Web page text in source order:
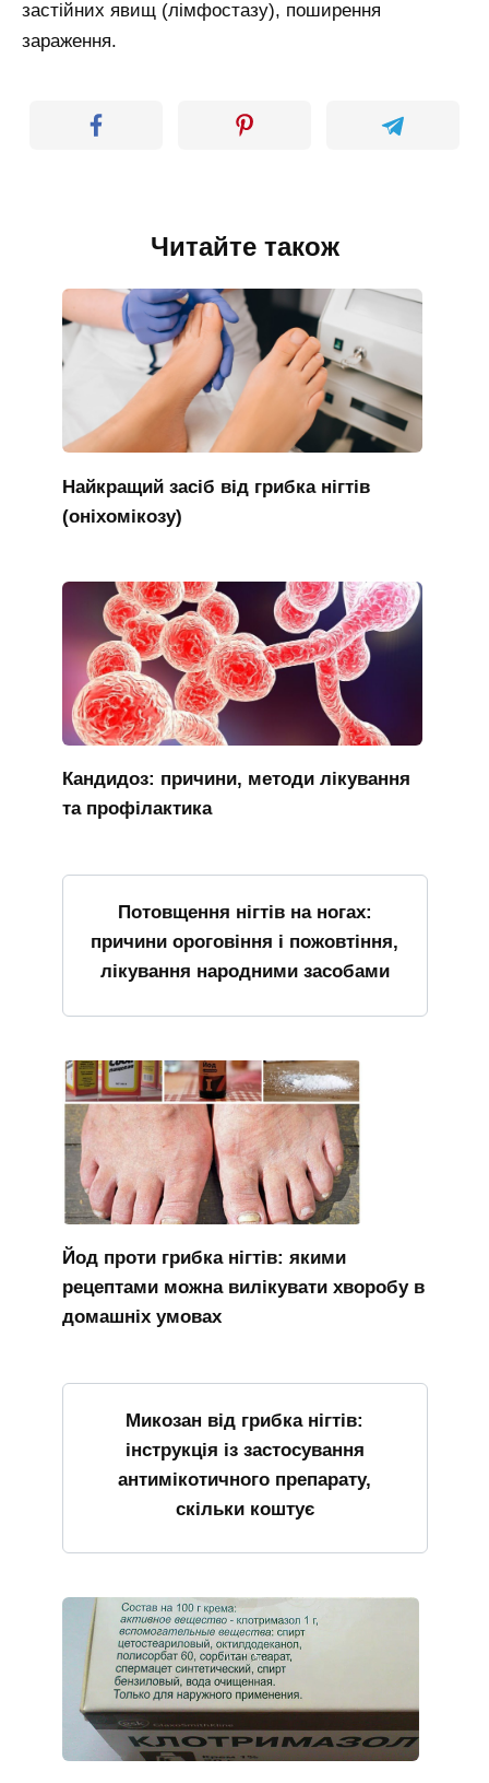
застійних явищ (лімфостазу), поширення
зараження.
Читайте також
Найкращий засіб від грибка нігтів
(оніхомікозу)
Кандидоз: причини, методи лікування
та профілактика
Потовщення нігтів на ногах:
причини ороговіння і пожовтіння,
лікування народними засобами
Йод проти грибка нігтів: якими
рецептами можна вилікувати хворобу в
домашніх умовах
Микозан від грибка нігтів:
інструкція із застосування
антимікотичного препарату,
скільки коштує